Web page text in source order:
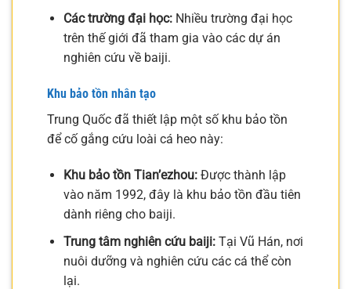
Các trường đại học:Nhiều trường đại học
trên thế giới đã tham gia vào các dự án
nghiên cứu về baiji.
Khu bảo tồn nhân tạo
Trung Quốc đã thiết lập một số khu bảo tồn
để cố gắng cứu loài cá heo này:
Khu bảo tồn Tian’ezhou:Được thành lập
vào năm 1992, đây là khu bảo tồn đầu tiên
dành riêng cho baiji.
Trung tâm nghiên cứu baiji:Tại Vũ Hán, nơi
nuôi dưỡng và nghiên cứu các cá thể còn
lại.